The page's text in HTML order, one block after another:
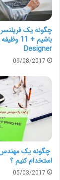
شانس موفقیت
5
1. هدف خود از شبکه‌سازی را مشخص کنید.
Designer
09/08/2017
چگونه یک مهندس
استخدام کنیم ؟
05/03/2017